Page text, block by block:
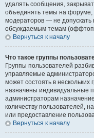
удалять сообщения,
объединять темы на форуме,
модераторов — не допускать
обсуждаемым темам
Вернуться к началу
Что такое группы
Группы пользователей
управляемые
может состоять в нескольких
назначены индивидуальные
администраторам
количеству пользователей,
или предоставление
Вернуться к началу